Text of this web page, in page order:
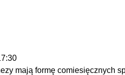
mają formę comiesięcznych